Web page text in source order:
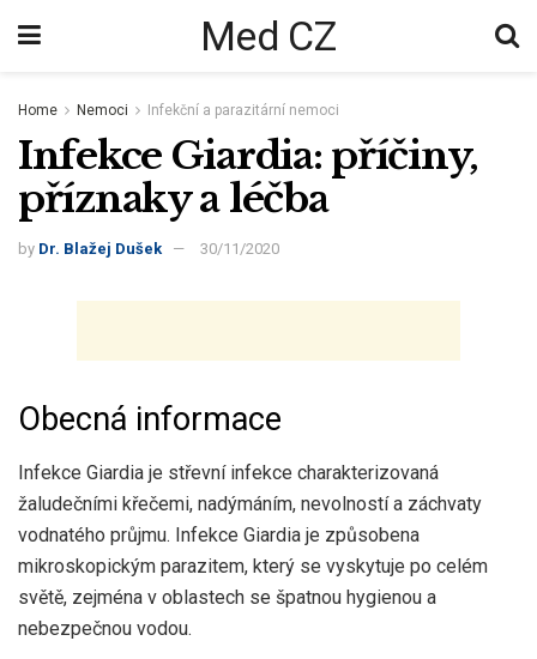
Med CZ
Home Nemoci Infekční a parazitární nemoci
Infekce Giardia: příčiny,
příznaky a léčba
by Dr. Blažej Dušek 30/11/2020
Obecná informace
Infekce Giardia je střevní infekce charakterizovaná
žaludečními křečemi, nadýmáním, nevolností a záchvaty
vodnatého průjmu. Infekce Giardia je způsobena
mikroskopickým parazitem, který se vyskytuje po celém
světě, zejména v oblastech se špatnou hygienou a
nebezpečnou vodou.